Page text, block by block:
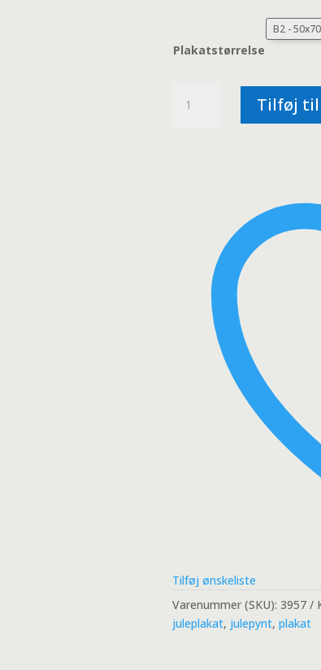
Plakatstørrelse
Tilføj
Tilføj ønskeliste
Varenummer (SKU): 3957
juleplakat, julepynt, plakat